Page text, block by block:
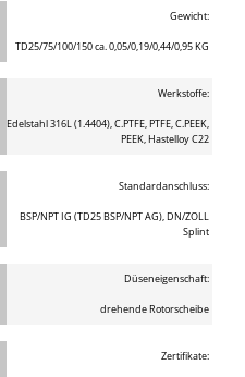
Gewicht:
TD25/75/100/150 ca. 0,05/0,19/0,44/0,95 KG
Werkstoffe:
Edelstahl 316L (1.4404), C.PTFE, PTFE, C.PEEK,
PEEK, Hastelloy C22
Standardanschluss:
BSP/NPT IG (TD25 BSP/NPT AG), DN/ZOLL
Splint
Düseneigenschaft:
drehende Rotorscheibe
Zertifikate: